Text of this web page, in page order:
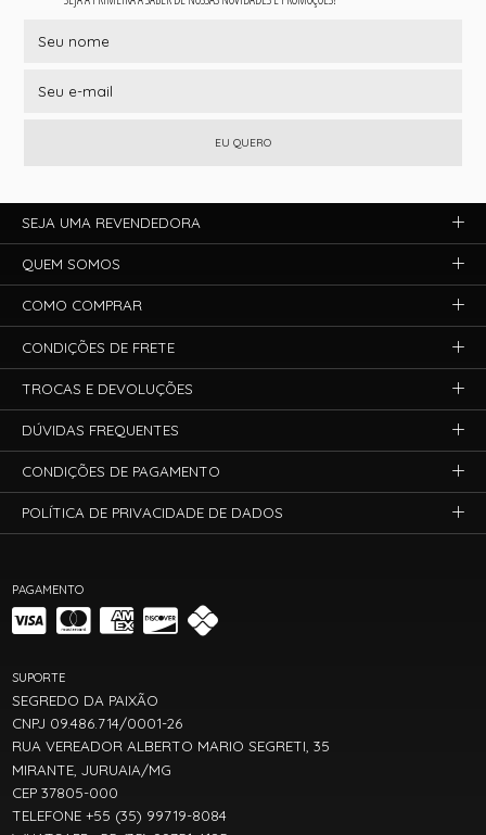
EU QUERO
PAGAMENTO
SUPORTE
SEGREDO DA PAIXÃO
CNPJ 09.486.714/0001-26
RUA VEREADOR ALBERTO MARIO SEGRETI, 35
MIRANTE, JURUAIA/MG
CEP 37805-000
TELEFONE +55 (35) 99719-8084
SEJA UMA REVENDEDORA
QUEM SOMOS
COMO COMPRAR
CONDIÇÕES DE FRETE
TROCAS E DEVOLUÇÕES
DÚVIDAS FREQUENTES
CONDIÇÕES DE PAGAMENTO
POLÍTICA DE PRIVACIDADE DE DADOS